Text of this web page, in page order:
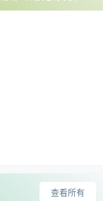
查看所有